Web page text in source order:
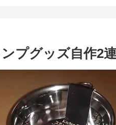
プグッズ自作2